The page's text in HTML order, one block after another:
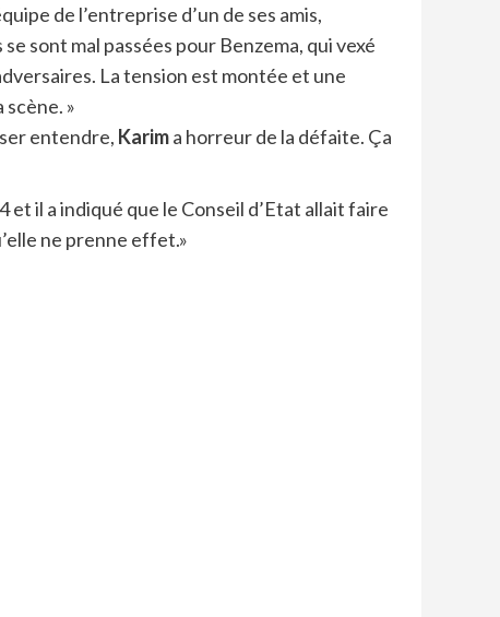
de l’entreprise d’un de ses amis,
sont mal passées pour Benzema, qui vexé
La tension est montée et une
»
entendre, Karima horreur de la défaite. Ça
et il a indiqué que le Conseil d’Etat allait faire
ne prenne effet.»